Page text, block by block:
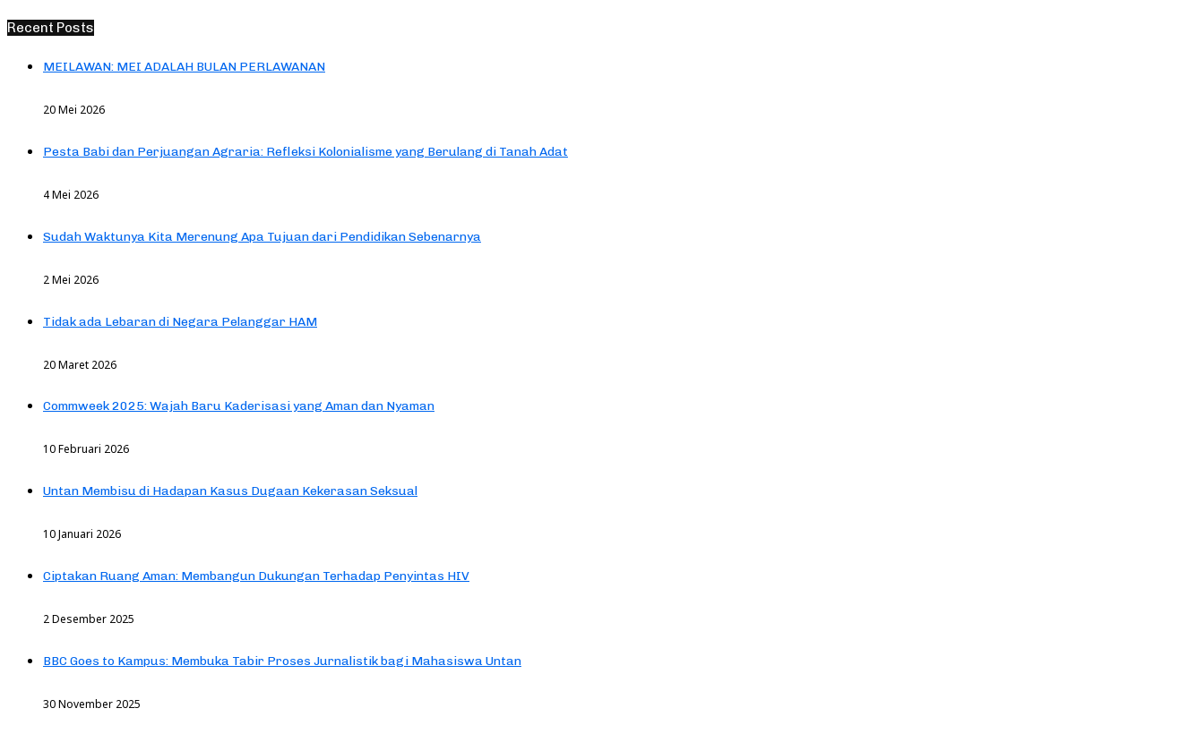
Recent Posts
MEILAWAN: MEI ADALAH BULAN PERLAWANAN
20 Mei 2026
Pesta Babi dan Perjuangan Agraria: Refleksi Kolonialisme yang Berulang di Tanah Adat
4 Mei 2026
Sudah Waktunya Kita Merenung Apa Tujuan dari Pendidikan Sebenarnya
2 Mei 2026
Tidak ada Lebaran di Negara Pelanggar HAM
20 Maret 2026
Commweek 2025: Wajah Baru Kaderisasi yang Aman dan Nyaman
10 Februari 2026
Untan Membisu di Hadapan Kasus Dugaan Kekerasan Seksual
10 Januari 2026
Ciptakan Ruang Aman: Membangun Dukungan Terhadap Penyintas HIV
2 Desember 2025
BBC Goes to Kampus: Membuka Tabir Proses Jurnalistik bagi Mahasiswa Untan
30 November 2025